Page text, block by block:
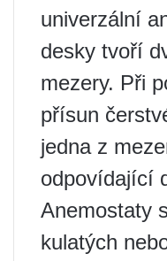
univerzální
desky tvoří
mezery. Při
přísun
jedna z
odpovídající
Anemostaty
kulatých